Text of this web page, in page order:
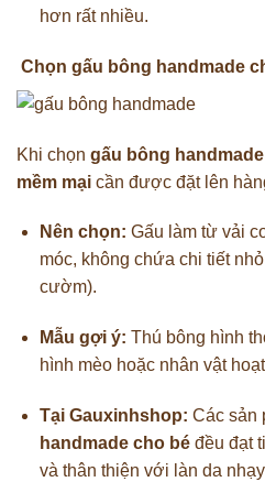
hơn rất nhiều.
Chọn gấu bông handmade
Khi chọn gấu bông
mềm mại cần được đặt lên
Nên chọn: Gấu làm từ vải
móc, không chứa chi tiết
cườm).
Mẫu gợi ý: Thú bông hình
hình mèo hoặc nhân vật
Tại Gauxinhshop: Các sản
handmade cho béđều đạt
và thân thiện với làn da